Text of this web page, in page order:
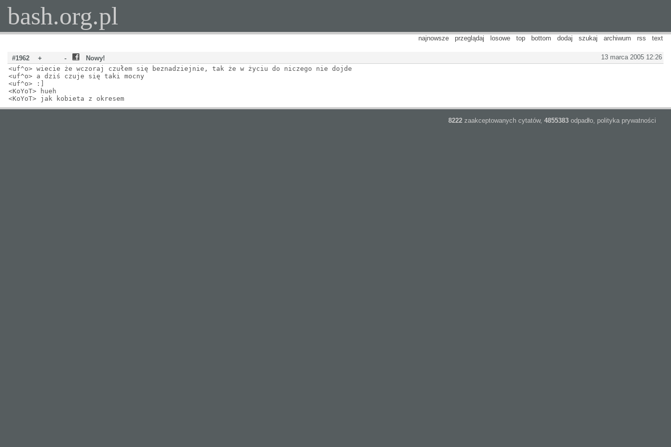
bash.org.pl
najnowsze przeglądaj losowe top bottom dodaj szukaj archiwum rss text
13 marca 2005 12:26
#1962 + -
Nowy!
<uf^o> wiecie że wczoraj czułem się beznadziejnie, tak że w życiu do niczego nie dojde
<uf^o> a dziś czuje się taki mocny
<uf^o> :]
<KoYoT> hueh
<KoYoT> jak kobieta z okresem
8222 zaakceptowanych cytatów, 4855383 odpadło, polityka prywatności